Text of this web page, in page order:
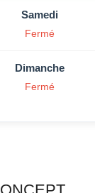
Samedi
Fermé
Dimanche
Fermé